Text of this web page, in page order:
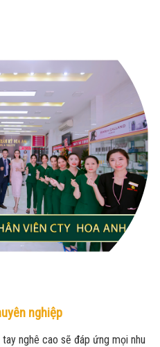
nghiệp
nghê cao sẽ đáp ứng mọi nhu